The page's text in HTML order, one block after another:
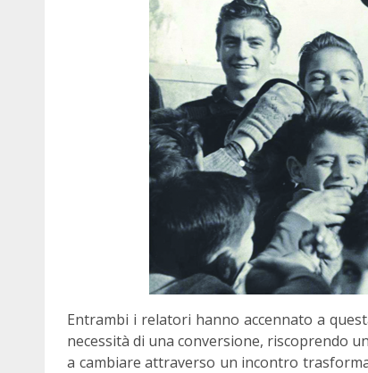
Entrambi i relatori hanno accennato a
necessità di una conversione, riscoprendo
a cambiare attraverso un incontro